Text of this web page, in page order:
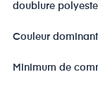
doublure
Couleur
Minimum de